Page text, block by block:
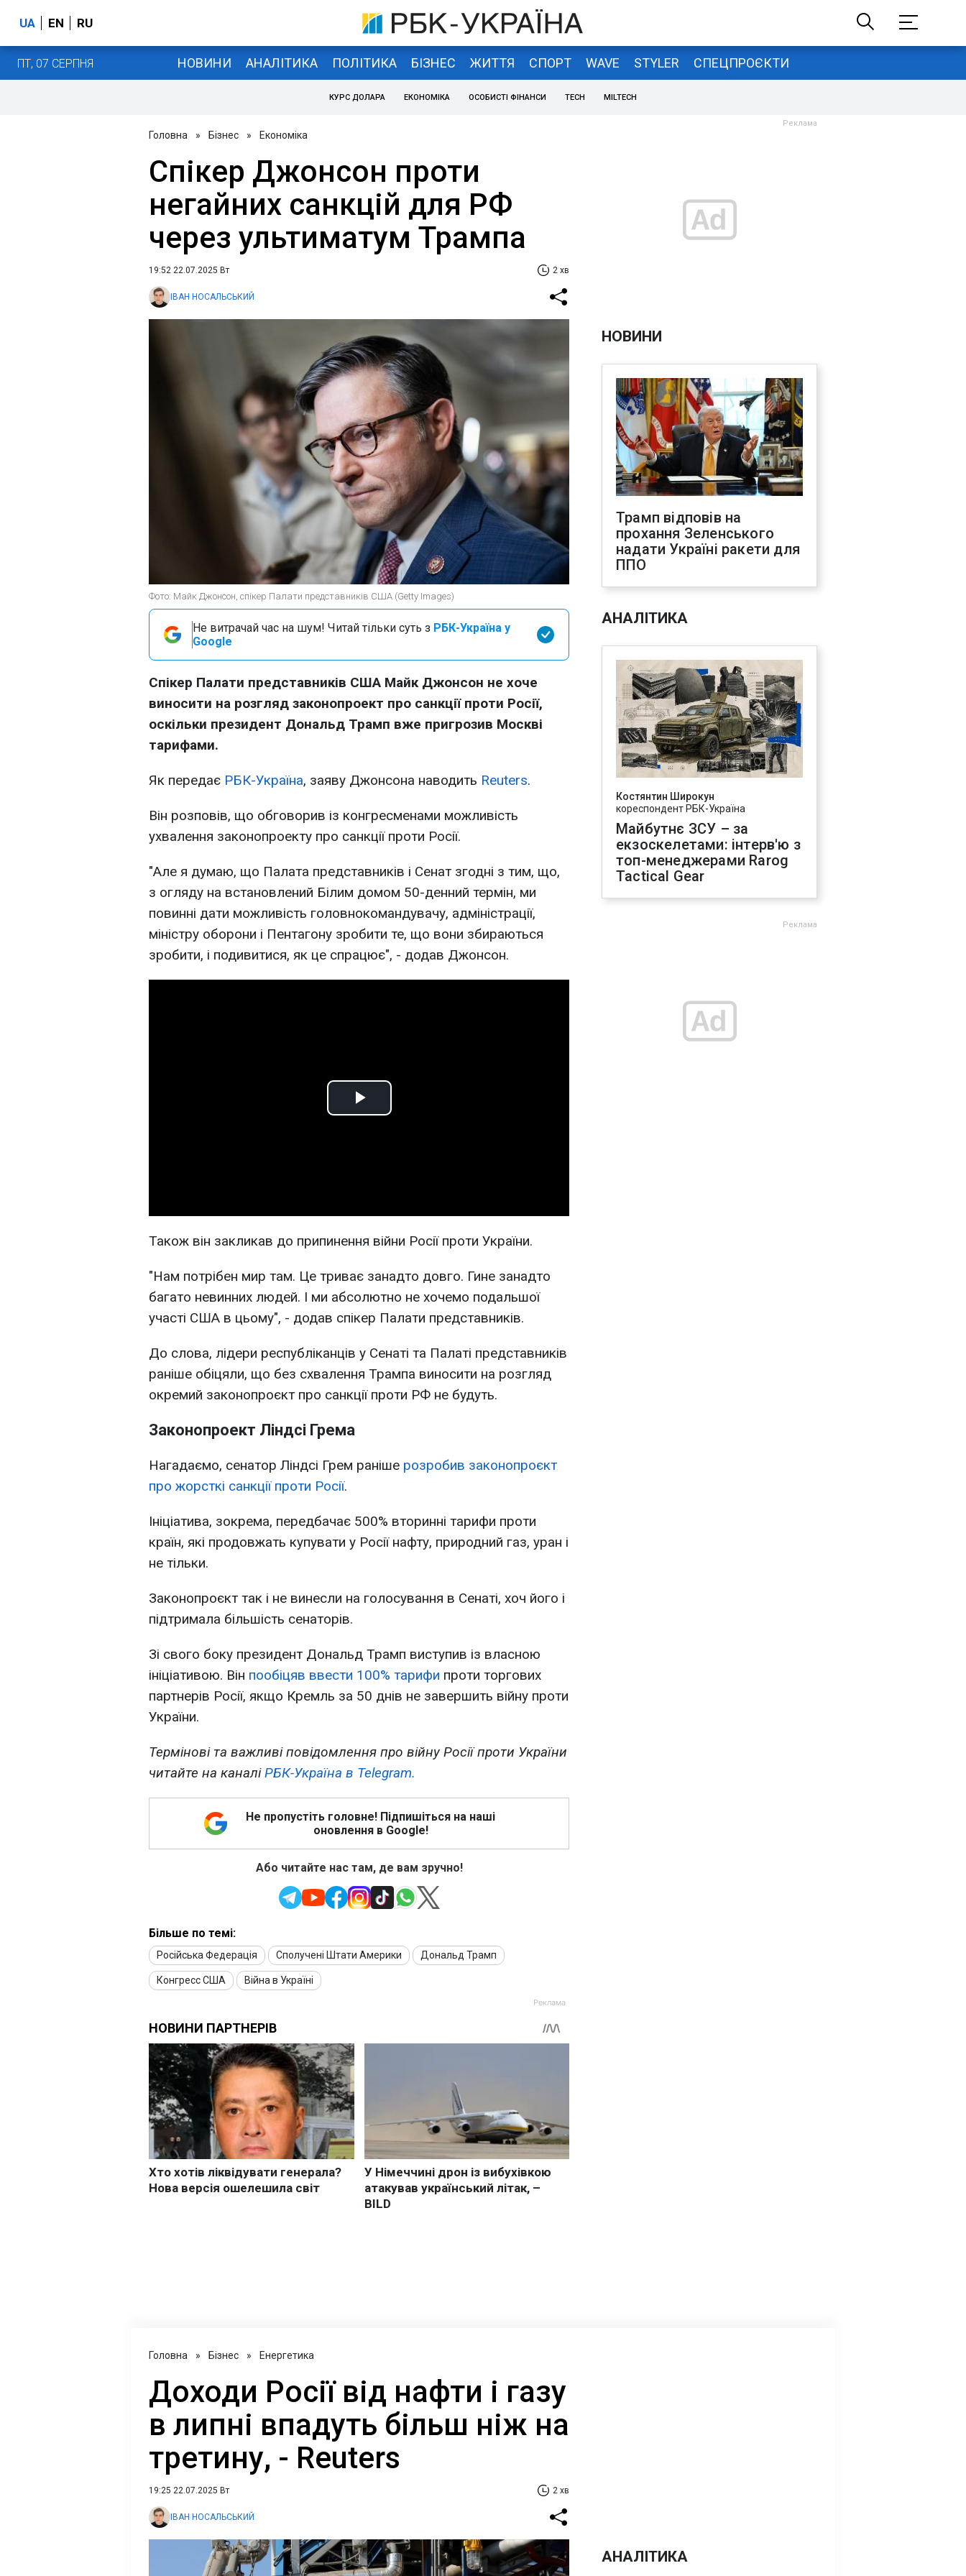
UA EN RU
ПТ, 07 СЕРПНЯ НОВИНИ АНАЛІТИКА ПОЛІТИКА БІЗНЕС ЖИТТЯ СПОРТ WAVE STYLER СПЕЦПРОЄКТИ
КУРС ДОЛАРА ЕКОНОМІКА ОСОБИСТІ ФІНАНСИ TECH MILTECH
Головна » Бізнес » Економіка
Спікер Джонсон проти
негайних санкцій для РФ
через ультиматум Трампа
19:52 22.07.2025 Вт 2 хв
ІВАН НОСАЛЬСЬКИЙ
Фото: Майк Джонсон, спікер Палати представників США (Getty Images)
Не витрачай час на шум! Читай тільки суть з РБК-Україна у
Google
Спікер Палати представників США Майк Джонсон не хоче
виносити на розгляд законопроект про санкції проти Росії,
оскільки президент Дональд Трамп вже пригрозив Москві
тарифами.
Як передає РБК-Україна, заяву Джонсона наводить Reuters.
Він розповів, що обговорив із конгресменами можливість
ухвалення законопроекту про санкції проти Росії.
"Але я думаю, що Палата представників і Сенат згодні з тим, що,
з огляду на встановлений Білим домом 50-денний термін, ми
повинні дати можливість головнокомандувачу, адміністрації,
міністру оборони і Пентагону зробити те, що вони збираються
зробити, і подивитися, як це спрацює", - додав Джонсон.
Play
Також він закликав до припинення війни Росії проти України.
"Нам потрібен мир там. Це триває занадто довго. Гине занадто
багато невинних людей. І ми абсолютно не хочемо подальшої
участі США в цьому", - додав спікер Палати представників.
До слова, лідери республіканців у Сенаті та Палаті представників
раніше обіцяли, що без схвалення Трампа виносити на розгляд
окремий законопроєкт про санкції проти РФ не будуть.
Законопроект Ліндсі Грема
Нагадаємо, сенатор Ліндсі Грем раніше розробив законопроєкт
про жорсткі санкції проти Росії.
Ініціатива, зокрема, передбачає 500% вторинні тарифи проти
країн, які продовжать купувати у Росії нафту, природний газ, уран і
не тільки.
Законопроєкт так і не винесли на голосування в Сенаті, хоч його і
підтримала більшість сенаторів.
Зі свого боку президент Дональд Трамп виступив із власною
ініціативою. Він пообіцяв ввести 100% тарифи проти торгових
партнерів Росії, якщо Кремль за 50 днів не завершить війну проти
України.
Термінові та важливі повідомлення про війну Росії проти України
читайте на каналіРБК-Україна в Telegram.
Не пропустіть головне! Підпишіться на наші
оновлення в Google!
Або читайте нас там, де вам зручно!
Більше по темі:
Російська Федерація Сполучені Штати Америки Дональд Трамп
Конгресс США Війна в Україні
НОВИНИ
Трамп відповів на
прохання Зеленського
надати Україні ракети для
ППО
АНАЛІТИКА
Костянтин Широкун
кореспондент РБК-Україна
Майбутнє ЗСУ – за
екзоскелетами: інтерв'ю з
топ-менеджерами Rarog
Tactical Gear
Головна » Бізнес » Енергетика
Доходи Росії від нафти і газу
в липні впадуть більш ніж на
третину, - Reuters
19:25 22.07.2025 Вт 2 хв
ІВАН НОСАЛЬСЬКИЙ
АНАЛІТИКА